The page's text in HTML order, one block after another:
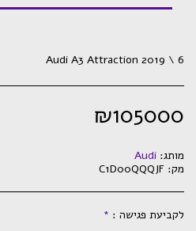
Audi A3 Attraction 2019 \ 6
₪105000
מותג: Audi
מק: C1D00QQQJF
לקביעת פגישה : *